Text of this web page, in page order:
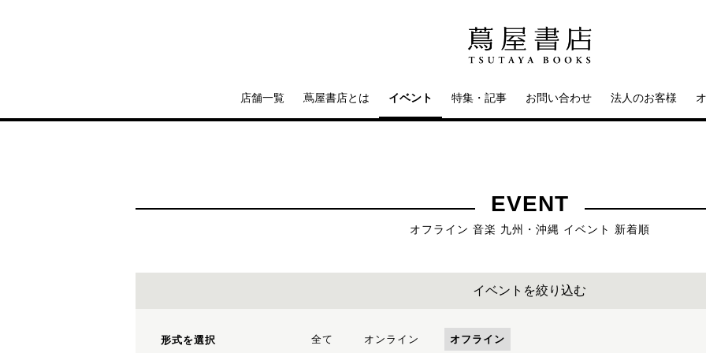
店舗一覧 蔦屋書店とは イベント 特集・記事 お問い合わせ 法人のお客様
EVENT
オフライン 音楽 九州・沖縄 イベント 新着順
イベントを絞り込む
形式を選択 全て オンライン オフライン